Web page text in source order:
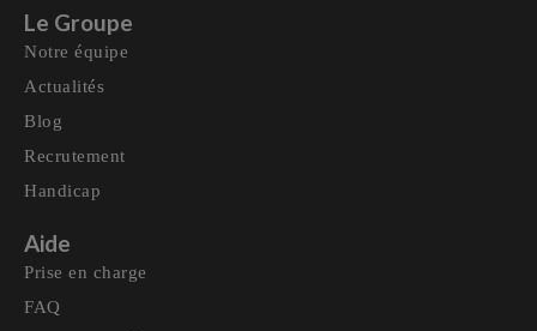
Le Groupe
Notre équipe
Actualités
Blog
Recrutement
Handicap
Aide
Prise en charge
FAQ